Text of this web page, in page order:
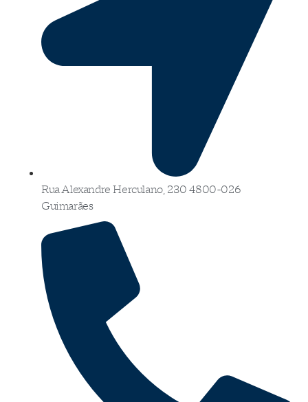
Rua Alexandre Herculano, 230 4800-026
Guimarães